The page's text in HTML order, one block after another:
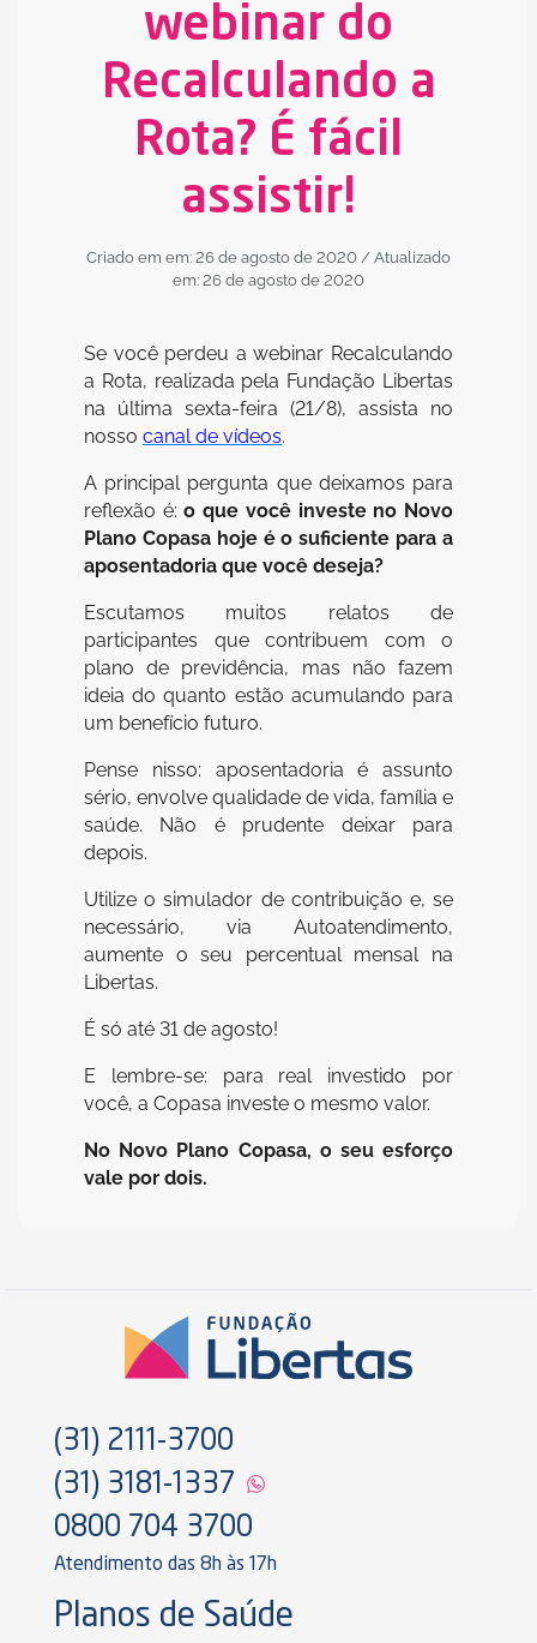
webinar do
Recalculando a
Rota? É fácil
assistir!
Criado em em: 26 de agosto de 2020 / Atualizado
em: 26 de agosto de 2020
Se você perdeu a webinar Recalculando
a Rota, realizada pela Fundação Libertas
na última sexta-feira (21/8), assista no
nosso canal de vídeos.
A principal pergunta que deixamos para
reflexão é:o que você investe no Novo
Plano Copasa hoje é o suficiente para a
aposentadoria que você deseja?
Escutamos muitos relatos de
participantes que contribuem com o
plano de previdência, mas não fazem
ideia do quanto estão acumulando para
um benefício futuro.
Pense nisso: aposentadoria é assunto
sério, envolve qualidade de vida, família e
saúde. Não é prudente deixar para
depois.
Utilize o simulador de contribuição e, se
necessário, via Autoatendimento,
aumente o seu percentual mensal na
Libertas.
É só até 31 de agosto!
E lembre-se: para real investido por
você, a Copasa investe o mesmo valor.
No Novo Plano Copasa, o seu esforço
vale por dois.
(31) 2111-3700
(31) 3181-1337
0800 704 3700
Atendimento das 8h às 17h
Planos de Saúde